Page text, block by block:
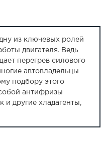
из ключевых ролей
двигателя. Ведь
перегрев силового
автовладельцы
подбору этого
антифризы
и другие хладагенты,